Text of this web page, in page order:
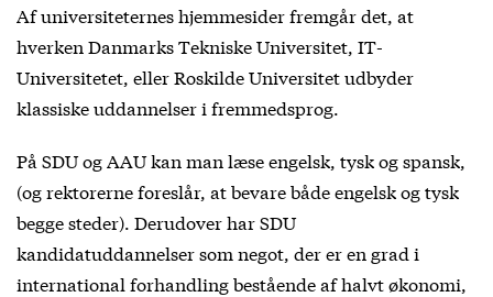
Af universiteternes hjemmesider fremgår det, at
hverken Danmarks Tekniske Universitet, IT-
Universitetet, eller Roskilde Universitet udbyder
klassiske uddannelser i fremmedsprog.
På SDU og AAU kan man læse engelsk, tysk og spansk,
(og rektorerne foreslår, at bevare både engelsk og tysk
begge steder). Derudover har SDU
kandidatuddannelser som negot, der er en grad i
international forhandling bestående af halvt økonomi,